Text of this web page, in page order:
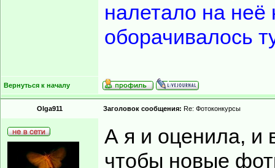
налетало на неё
оборачивалось
Вернуться к началу
Olga911 Заголовок сообщения: Re: Фотоконкурсы
А я и оценила, и
чтобы новые